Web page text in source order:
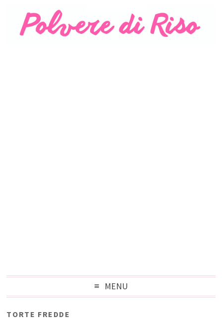
MENU
TORTE FREDDE